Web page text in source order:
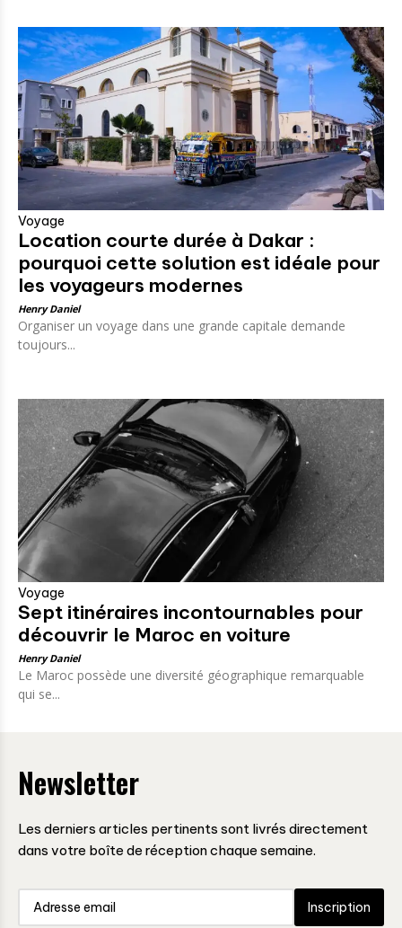
Voyage
Location courte durée à Dakar :
pourquoi cette solution est idéale pour
les voyageurs modernes
Henry Daniel
Organiser un voyage dans une grande capitale demande
toujours...
Voyage
Sept itinéraires incontournables pour
découvrir le Maroc en voiture
Henry Daniel
Le Maroc possède une diversité géographique remarquable
qui se...
Newsletter
Les derniers articles pertinents sont livrés directement
dans votre boîte de réception chaque semaine.
Inscription